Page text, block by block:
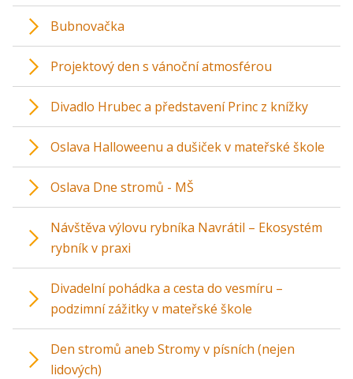
Bubnovačka
Projektový den s vánoční atmosférou
Divadlo Hrubec a představení Princ z knížky
Oslava Halloweenu a dušiček v mateřské škole
Oslava Dne stromů - MŠ
Návštěva výlovu rybníka Navrátil – Ekosystém
rybník v praxi
Divadelní pohádka a cesta do vesmíru –
podzimní zážitky v mateřské škole
Den stromů aneb Stromy v písních (nejen
lidových)